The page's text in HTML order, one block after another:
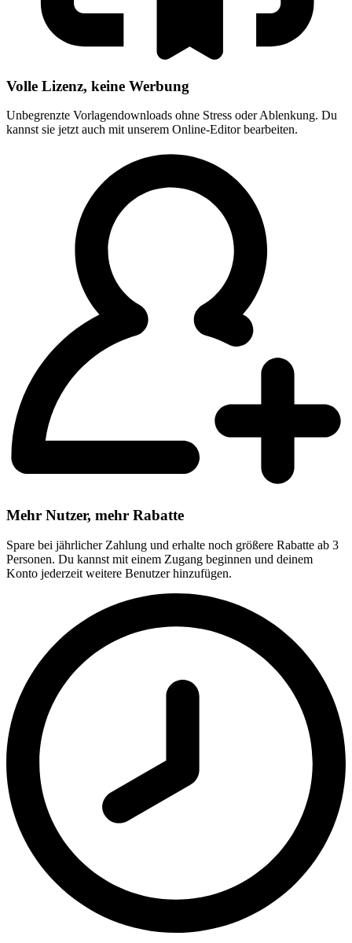
Volle Lizenz, keine Werbung
Unbegrenzte Vorlagendownloads ohne Stress oder Ablenkung. Du
kannst sie jetzt auch mit unserem Online-Editor bearbeiten.
Mehr Nutzer, mehr Rabatte
Spare bei jährlicher Zahlung und erhalte noch größere Rabatte ab 3
Personen. Du kannst mit einem Zugang beginnen und deinem
Konto jederzeit weitere Benutzer hinzufügen.